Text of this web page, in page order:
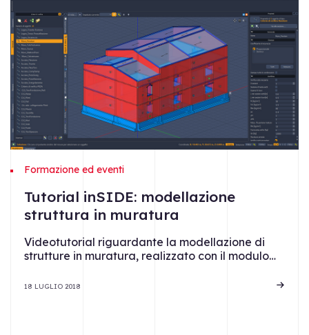
Formazione ed eventi
Tutorial inSIDE: modellazione
struttura in muratura
Videotutorial riguardante la modellazione di
strutture in muratura, realizzato con il modulo…
18 LUGLIO 2018